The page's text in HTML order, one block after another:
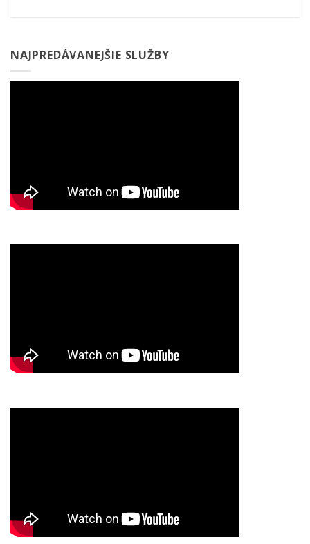
NAJPREDÁVANEJŠIE SLUŽBY